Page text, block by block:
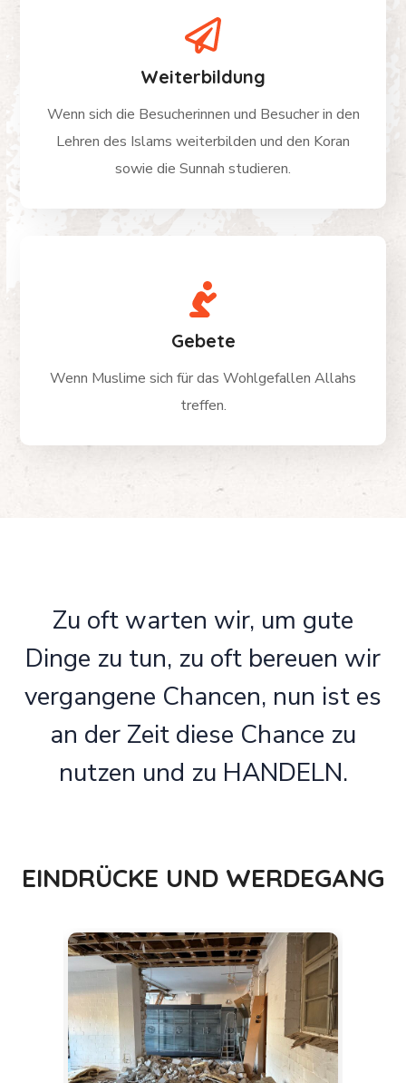
Weiterbildung
Wenn sich die Besucherinnen und Besucher in den
Lehren des Islams weiterbilden und den Koran
sowie die Sunnah studieren.
Gebete
Wenn Muslime sich für das Wohlgefallen Allahs
treffen.
Zu oft warten wir, um gute
Dinge zu tun, zu oft bereuen wir
vergangene Chancen, nun ist es
an der Zeit diese Chance zu
nutzen und zu HANDELN.
EINDRÜCKE UND WERDEGANG